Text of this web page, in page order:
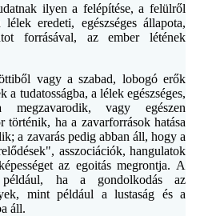
ilyen a felépítése, a felülről
eredeti, egészséges állapota,
forrásával, az ember létének
vagy a szabad, lobogó erők
tudatosságba, a lélek egészséges,
megzavarodik, vagy egészen
ha a zavarforrások hatása
a zavarás pedig abban áll, hogy a
asszociációk, hangulatok
az egoitás megrontja. A
ha a gondolkodás az
mint például a lustaság és a
áll.